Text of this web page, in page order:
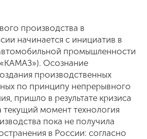
производства в
начинается с инициатив в
промышленности
Осознание
производственных
по принципу непрерывного
пришло в результате кризиса
текущий момент технология
пока не получила
в России: согласно